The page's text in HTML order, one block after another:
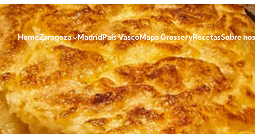
HomeZaragoza MadridPaís VascoMapa GrosseryRecetasSobre